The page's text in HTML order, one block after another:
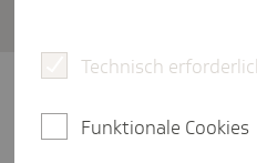
Zahlungen des
bis zum Betrag von
jährlich beitragsfrei in
Technisch
Funktionale Cookies